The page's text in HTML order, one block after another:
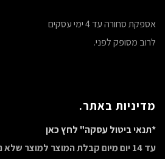
אספקת סחורה עד 4 ימי עסקים
לרוב מסופק לפני.
מדיניות באתר.
*תנאי ביטול עסקה" לחץ כאן
עד 14 יום מיום קבלת המוצר למוצר שלא נפתח מאריזתו המקורית